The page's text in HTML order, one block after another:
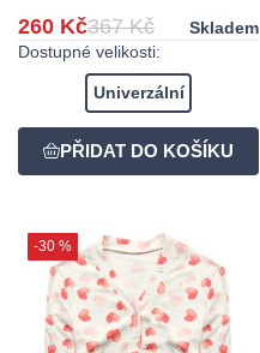
260 Kč367 Kč
Skladem
Dostupné velikosti:
Univerzální
-30 %